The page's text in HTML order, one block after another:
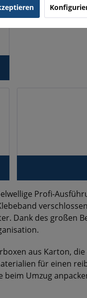
Profi-
Dank des großen
aus Karton,
für einen
Umzug